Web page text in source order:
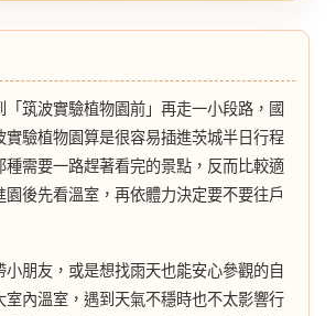
「筑波實驗植物園前」再走一小段路，國
實驗植物園算是很容易插進茨城半日行程
種需要一路趕著看完的景點，反而比較適
後先看溫室，再依體力決定要不要往戶
小朋友，或是想找雨天也能安心參觀的自
室內溫室，遇到天氣不穩時也不太影響行